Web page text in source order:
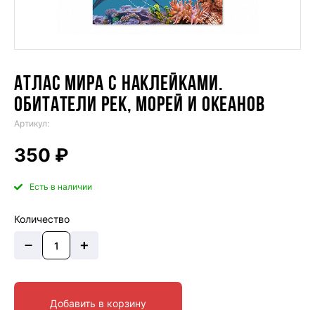
АТЛАС МИРА С НАКЛЕЙКАМИ.
ОБИТАТЕЛИ РЕК, МОРЕЙ И ОКЕАНОВ
Артикул:
350 ₽
Есть в наличии
Количество
– +
Добавить в корзину